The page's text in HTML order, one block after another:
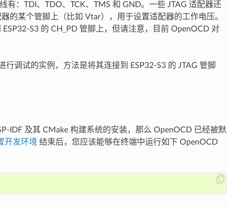
有：TDI、TDO、TCK、TMS 和 GND。一些 JTAG 适配器还
的某个管脚上（比如 Vtar），用于设置适配器的工作电压。
S3 的 CH_PD 管脚上，但请注意，目前 OpenOCD 对
调试的实例，方法是将其连接到 ESP32-S3 的 JTAG 管脚
IDF 及其 CMake 构建系统的安装，那么 OpenOCD 已经被默
开发环境 结束后，您应该能够在终端中运行如下 OpenOCD